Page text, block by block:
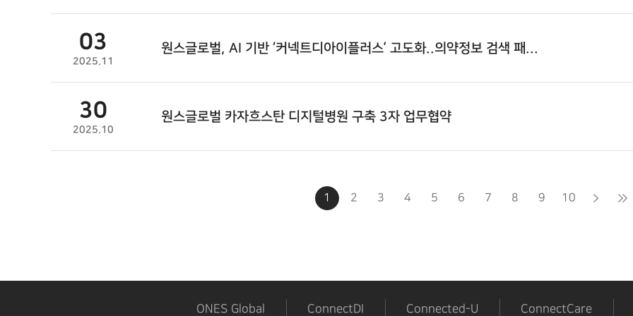
03
2025.11
원스글로벌, AI 기반 ‘커넥트디아이플러스’ 고도화..의약정보 검색 패...
30
2025.10
원스글로벌 카자흐스탄 디지털병원 구축 3자 업무협약
1 2 3 4 5 6 7 8 9 10
ONES Global ConnectDI Connected-U ConnectCare